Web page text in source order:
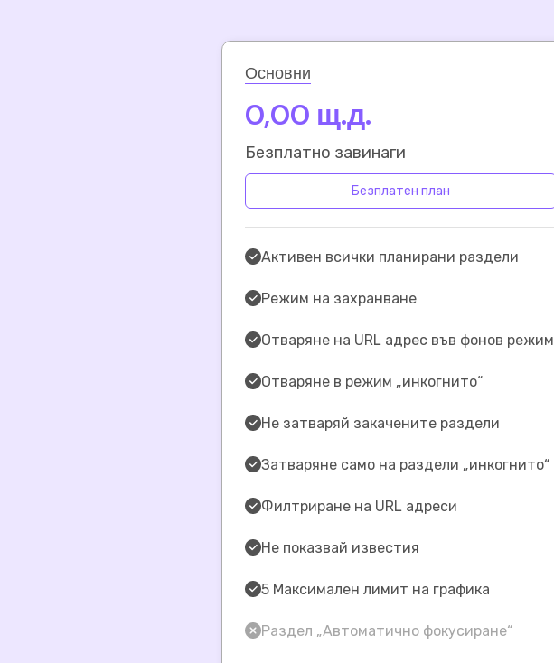
Основни
0,00 щ.д.
Безплатно завинаги
Безплатен план
Активен всички планирани раздели
Режим на захранване
Отваряне на URL адрес във фонов режим
Отваряне в режим „инкогнито“
Не затваряй закачените раздели
Затваряне само на раздели „инкогнито“
Филтриране на URL адреси
Не показвай известия
5 Максимален лимит на графика
Раздел „Автоматично фокусиране“